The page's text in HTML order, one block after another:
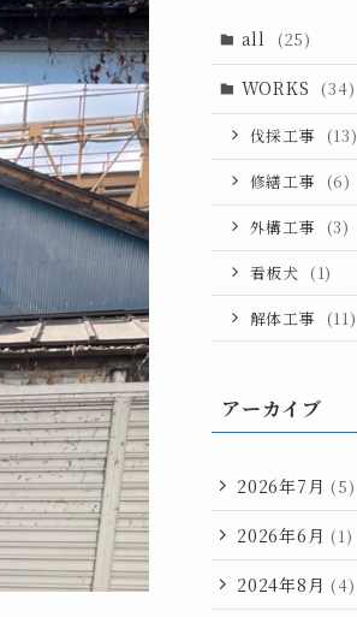
all (25)
WORKS (34)
伐採工事
(13)
修繕工事
(6)
外構工事
(3)
看板犬 (1)
解体工事
(11)
アーカイブ
2026年7月 (5)
2026年6月 (1)
2024年8月 (4)